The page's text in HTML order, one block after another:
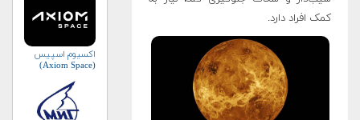
کمک افراد دارد.
اکسیوم اسپیس
(Axiom Space)